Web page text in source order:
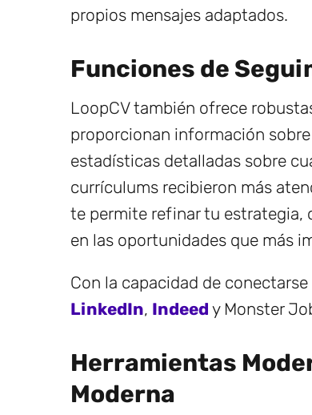
propios mensajes adaptados.
Funciones de
LoopCV también ofrece
proporcionan información
estadísticas detalladas sobre
currículums recibieron más
te permite refinar tu estrategia,
en las oportunidades que más
Con la capacidad de
LinkedIn, Indeed y Monster
Herramientas
Moderna